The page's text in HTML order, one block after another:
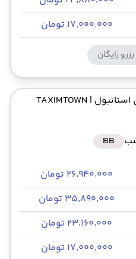
۱۷٬۰۰۰٬۰۰۰ تومان
رایگان
| TAXIMTOWN
BB
۲۶٬۹۴۰٬۰۰۰ تومان
۳۵٬۸۹۰٬۰۰۰ تومان
۲۳٬۱۶۰٬۰۰۰ تومان
۱۷٬۰۰۰٬۰۰۰ تومان